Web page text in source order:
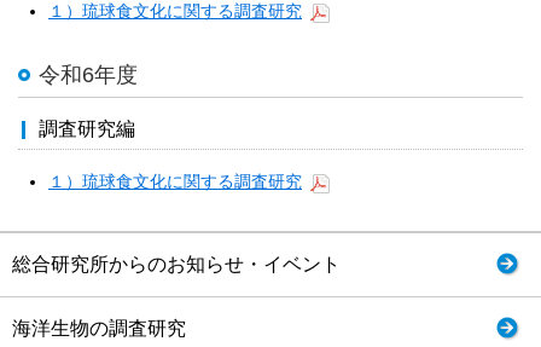
１）琉球食文化に関する調査研究
令和6年度
調査研究編
１）琉球食文化に関する調査研究
総合研究所からのお知らせ・イベント
海洋生物の調査研究